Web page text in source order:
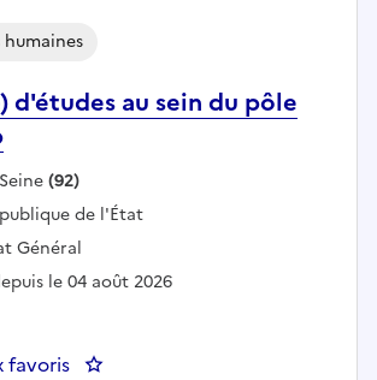
d'études au sein du pôle
humaines
:
(92)
:de l'État
:Général
le 04 août 2026
favoris : Chargé(e) d'études au sein du